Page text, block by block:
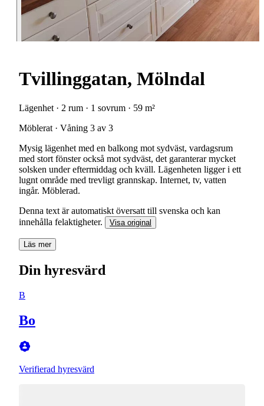
Tvillinggatan, Mölndal
Lägenhet · 2 rum · 1 sovrum · 59 m²
Möblerat · Våning 3 av 3
Mysig lägenhet med en balkong mot sydväst, vardagsrum
med stort fönster också mot sydväst, det garanterar mycket
solsken under eftermiddag och kväll. Lägenheten ligger i ett
lugnt område med trevligt grannskap. Internet, tv, vatten
ingår. Möblerad.
Denna text är automatiskt översatt till svenska och kan
innehålla felaktigheter.
Visa original
Läs mer
Din hyresvärd
B
Bo
Verifierad hyresvärd